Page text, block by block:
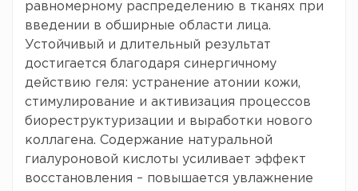
равномерному распределению в тканях при
введении в обширные области лица.
Устойчивый и длительный результат
достигается благодаря синергичному
действию геля: устранение атонии кожи,
стимулирование и активизация процессов
биореструктуризации и выработки нового
коллагена. Содержание натуральной
гиалуроновой кислоты усиливает эффект
восстановления – повышается увлажнение